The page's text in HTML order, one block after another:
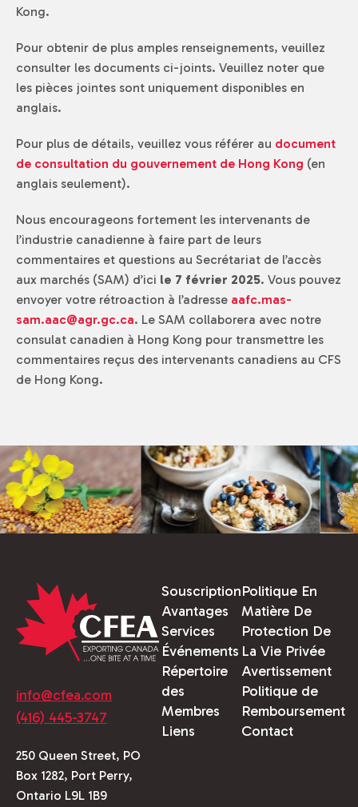
Kong.
Pour obtenir de plus amples renseignements, veuillez
consulter les documents ci-joints. Veuillez noter que
les pièces jointes sont uniquement disponibles en
anglais.
Pour plus de détails, veuillez vous référer au document
de consultation du gouvernement de Hong Kong (en
anglais seulement).
Nous encourageons fortement les intervenants de
l’industrie canadienne à faire part de leurs
commentaires et questions au Secrétariat de l’accès
aux marchés (SAM) d’ici le 7 février 2025. Vous pouvez
envoyer votre rétroaction à l’adresse aafc.mas-
sam.aac@agr.gc.ca. Le SAM collaborera avec notre
consulat canadien à Hong Kong pour transmettre les
commentaires reçus des intervenants canadiens au CFS
de Hong Kong.
info@cfea.com
(416) 445-3747
250 Queen Street, PO
Box 1282, Port Perry,
Ontario L9L 1B9
Souscription
Avantages
Services
Événements
Répertoire
des
Membres
Liens
Politique En
Matière De
Protection De
La Vie Privée
Avertissement
Politique de
Remboursement
Contact